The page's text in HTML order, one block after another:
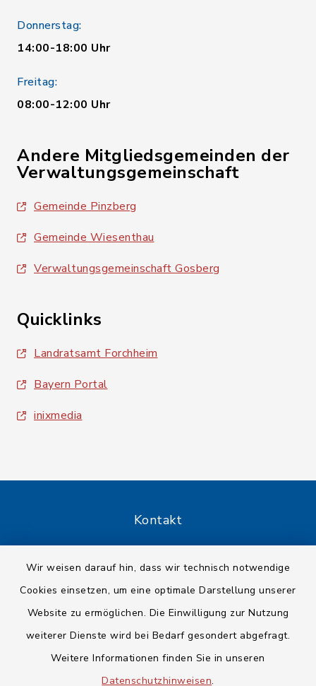
Wir weisen darauf hin, dass wir technisch notwendige
Cookies einsetzen, um eine optimale Darstellung unserer
Website zu ermöglichen. Die Einwilligung zur Nutzung
weiterer Dienste wird bei Bedarf gesondert abgefragt.
Weitere Informationen finden Sie in unseren
Datenschutzhinweisen.
Donnerstag:
14:00-18:00 Uhr
Freitag:
08:00-12:00 Uhr
Andere Mitgliedsgemeinden der
Verwaltungsgemeinschaft
Gemeinde Pinzberg
Gemeinde Wiesenthau
Verwaltungsgemeinschaft Gosberg
Quicklinks
Landratsamt Forchheim
Bayern Portal
inixmedia
Kontakt
Datenschutz
Impressum
Sitemap